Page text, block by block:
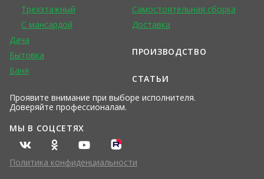
Трехэтажный
С мансардой
Дача
Бытовка
Баня
Проявите внимание при выборе исполнителя.
Доверяйте профессионалам.
Самостоятельная сборка
Доставка
ПРОИЗВОДСТВО
СТАТЬИ
МЫ В СОЦСЕТЯХ
Политика конфиденциальности